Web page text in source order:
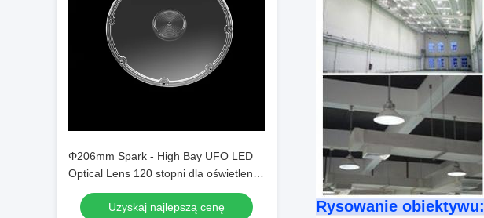
Φ206mm Spark - High Bay UFO LED
Optical Lens 120 stopni dla oświetlenia
obszarów przemysłowych o wysokiej
mocy
Uzyskaj najlepszą cenę Rysowanie obiektywu: